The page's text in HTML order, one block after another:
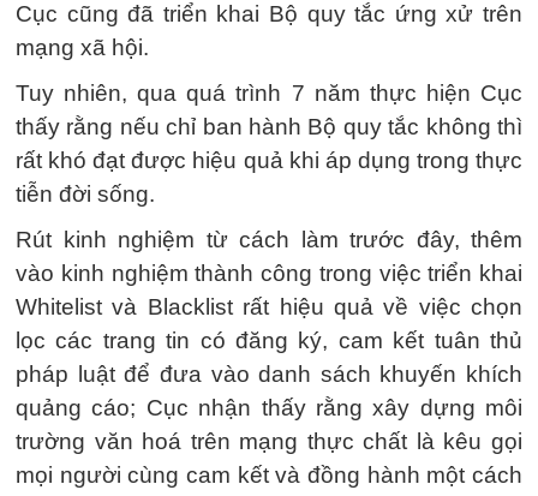
Cục cũng đã triển khai Bộ quy tắc ứng xử trên
mạng xã hội.
Tuy nhiên, qua quá trình 7 năm thực hiện Cục
thấy rằng nếu chỉ ban hành Bộ quy tắc không thì
rất khó đạt được hiệu quả khi áp dụng trong thực
tiễn đời sống.
Rút kinh nghiệm từ cách làm trước đây, thêm
vào kinh nghiệm thành công trong việc triển khai
Whitelist và Blacklist rất hiệu quả về việc chọn
lọc các trang tin có đăng ký, cam kết tuân thủ
pháp luật để đưa vào danh sách khuyến khích
quảng cáo; Cục nhận thấy rằng xây dựng môi
trường văn hoá trên mạng thực chất là kêu gọi
mọi người cùng cam kết và đồng hành một cách